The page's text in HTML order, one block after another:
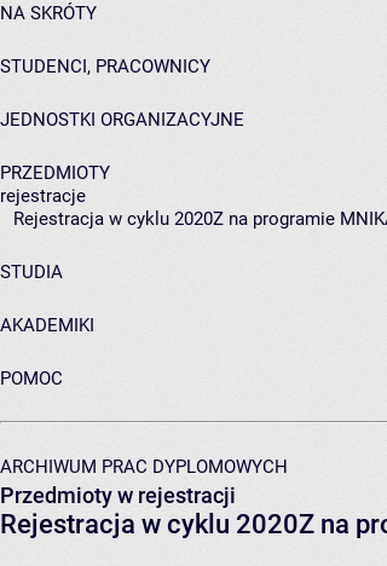
NA SKRÓTY
STUDENCI, PRACOWNICY
JEDNOSTKI ORGANIZACYJNE
PRZEDMIOTY
rejestracje
Rejestracja w cyklu 2020Z na programie
STUDIA
AKADEMIKI
POMOC
ARCHIWUM PRAC DYPLOMOWYCH
Przedmioty w rejestracji
Rejestracja w cyklu 2020Z na